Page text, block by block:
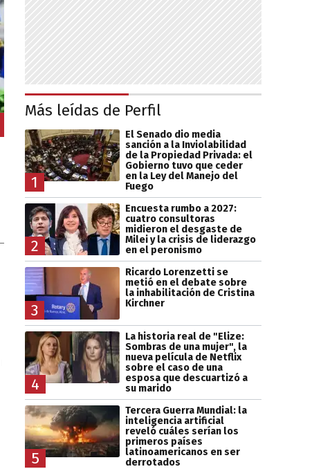
Más leídas de Perfil
1
El Senado dio media
sanción a la Inviolabilidad
de la Propiedad Privada: el
Gobierno tuvo que ceder
en la Ley del Manejo del
Fuego
2
Encuesta rumbo a 2027:
cuatro consultoras
midieron el desgaste de
Milei y la crisis de liderazgo
en el peronismo
3
Ricardo Lorenzetti se
metió en el debate sobre
la inhabilitación de Cristina
Kirchner
4
La historia real de "Elize:
Sombras de una mujer", la
nueva película de Netflix
sobre el caso de una
esposa que descuartizó a
su marido
5
Tercera Guerra Mundial: la
inteligencia artificial
reveló cuáles serían los
primeros países
latinoamericanos en ser
derrotados